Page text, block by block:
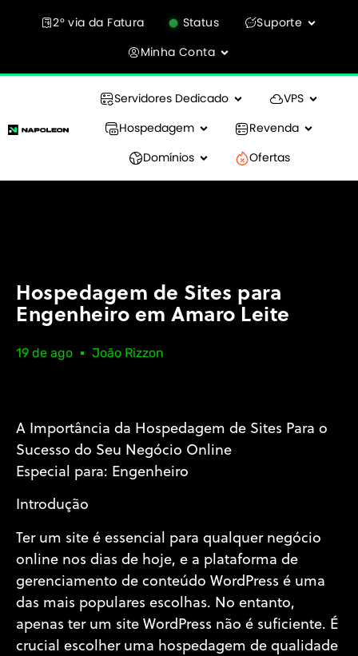
2° via da Fatura Status
Suporte
Minha Conta
Servidores Dedicado
VPS
Hospedagem
Revenda
Domínios
Ofertas
Hospedagem de Sites para
Engenheiro em Amaro Leite
19 de ago João Rizzon
A Importância da Hospedagem de Sites Para o
Sucesso do Seu Negócio Online
Especial para: Engenheiro
Introdução
Ter um site é essencial para qualquer negócio
online nos dias de hoje, e a plataforma de
gerenciamento de conteúdo WordPress é uma
das mais populares escolhas. No entanto,
apenas ter um site WordPress não é suficiente. É
crucial escolher uma hospedagem de qualidade